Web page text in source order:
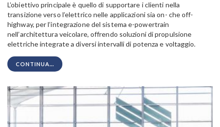
L’obiettivo principale è quello di supportare i clienti nella
transizione verso l’elettrico nelle applicazioni sia on- che off-
highway, per l’integrazione del sistema e-powertrain
nell’architettura veicolare, offrendo soluzioni di propulsione
elettriche integrate a diversi intervalli di potenza e voltaggio.
CONTINUA...